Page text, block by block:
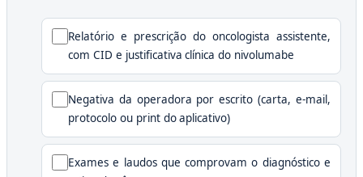
Relatório e prescrição do oncologista assistente,
com CID e justificativa clínica do nivolumabe
Negativa da operadora por escrito (carta, e-mail,
protocolo ou print do aplicativo)
Exames e laudos que comprovam o diagnóstico e